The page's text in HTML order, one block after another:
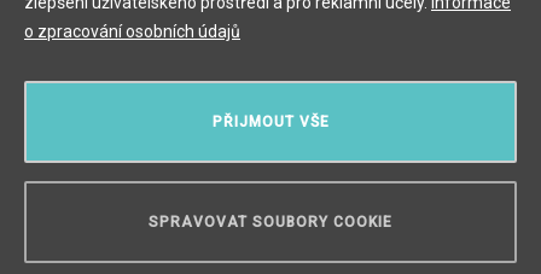
Myslíková 245/3, 110 00 Praha 1
PŘIJMOUT VŠE
SPRAVOVAT SOUBORY COOKIE
o zpracování osobních údajů